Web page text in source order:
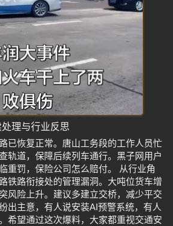
理与行业反思
已恢复正常。唐山工务段的工作人员忙
轨道，保障后续列车通行。黑子网用户
重罚，保险公司怎么赔付。 从行业角
铁路衔接处的管理漏洞。大吨位货车增
风险上升。建议多建立交桥，减少平交
出主意，有人说安装AI预警系统，有人
希望通过这次爆料，大家都重视交通安